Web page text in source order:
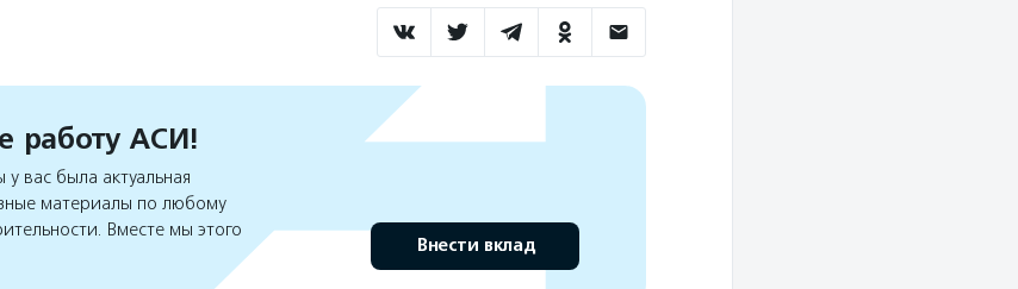
работу АСИ!
вас была актуальная
материалы по любому
Вместе мы этого
Внести вклад